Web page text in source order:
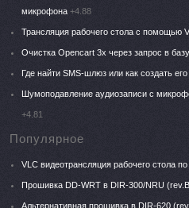
микрофона +4.88
Трансляция рабочего стола с помощью
Очистка Opencart 3x через запрос в
Где найти SMS-шлюз или как создать
Шумоподавление аудиозаписи с
+4.81
Популярное
VLC видеотрансляция рабочего стола
Прошивка DD-WRT в DIR-300/NRU
Альтернативная прошивка в DIR-620